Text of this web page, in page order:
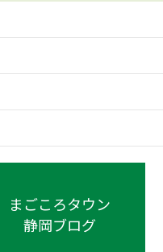
まごころタウン
静岡ブログ